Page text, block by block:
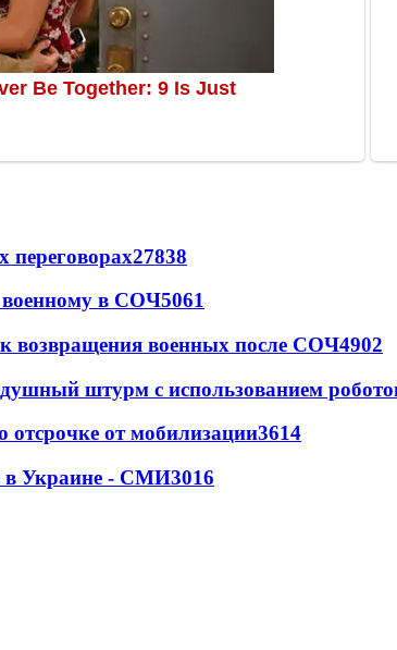
переговорах27838
в СОЧ5061
возвращения военных после СОЧ4902
штурм с использованием
отсрочке от мобилизации3614
в Украине - СМИ3016